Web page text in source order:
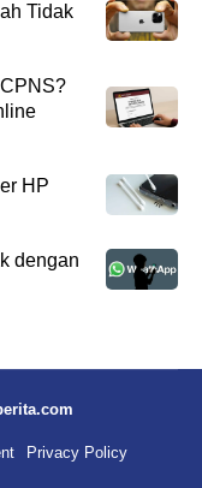
Tidak
HP
dengan
Privacy Policy